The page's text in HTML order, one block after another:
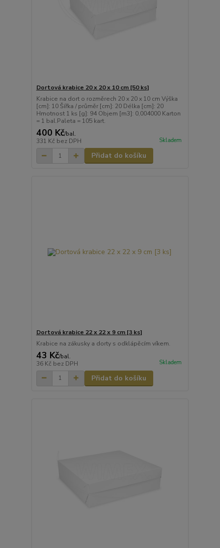
Dortová krabice 20 x 20 x 10 cm [50 ks]
Krabice na dort o rozměrech 20 x 20 x 10 cm Výška
[cm]: 10 Šířka / průměr [cm]: 20 Délka [cm]: 20
Hmotnost 1 ks [g]: 94 Objem [m3]: 0,004000 Karton
= 1 bal.Paleta = 105 kart.
400 Kč/bal.
331 Kč bez DPH Skladem
Přidat do košíku
Dortová krabice 22 x 22 x 9 cm [3 ks]
Krabice na zákusky a dorty s odklápěcím víkem.
43 Kč/bal.
36 Kč bez DPH Skladem
Přidat do košíku